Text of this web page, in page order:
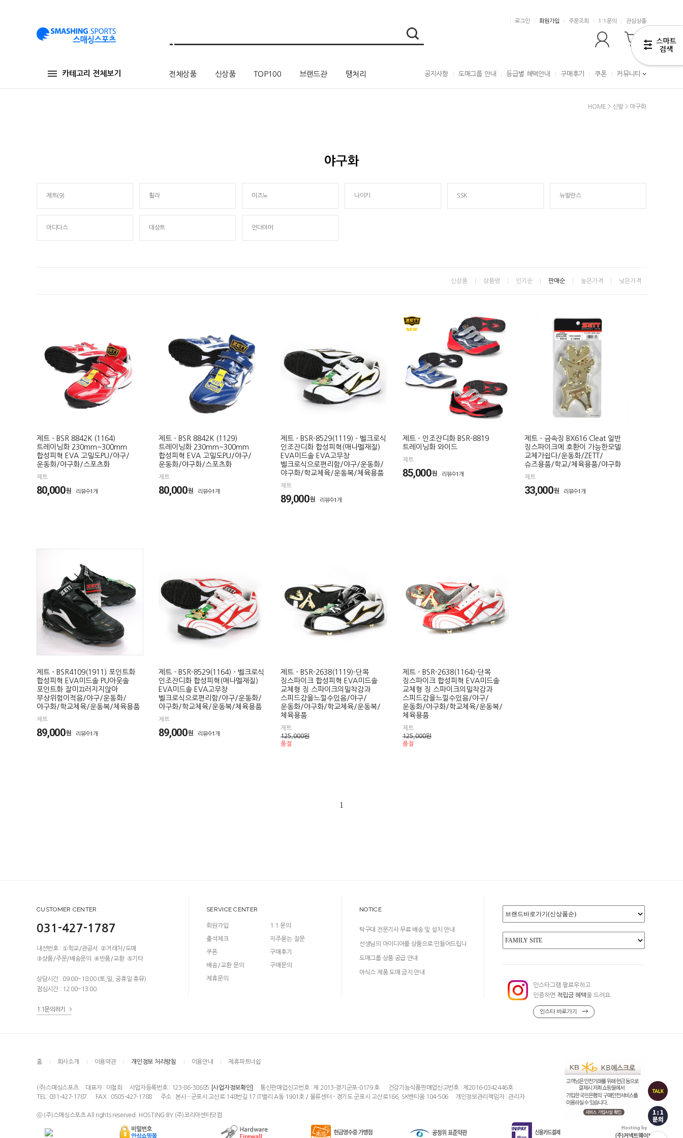
로그인 회원가입 주문조회 1:1문의 관심상품
카테고리 전체보기 전체상품 신상품 TOP100 브랜드관 땡처리 공지사항 도매그룹 안내 등급별 혜택안내 구매후기 쿠폰 커뮤니티
HOME > 신발 > 야구화
야구화
제트(9) 휠라 미즈노 나이키 SSK 뉴발란스
아디다스 데상트 언더아머
신상품 상품명 인기순 판매순 높은가격 낮은가격
제트 - BSR 8842K (1164)
트레이닝화 230mm~300mm
합성피혁 EVA 고밀도PU/야구/
운동화/야구화/스포츠화
제트
80,000원 리뷰수1개
제트 - BSR 8842K (1129)
트레이닝화 230mm~300mm
합성피혁 EVA 고밀도PU/야구/
운동화/야구화/스포츠화
제트
80,000원 리뷰수1개
제트 - BSR-8529(1119) - 벨크로식
인조잔디화 합성피혁(애나멜재질)
EVA미드솔 EVA고무창
벨크로식으로편리함/야구/운동화/
야구화/학교체육/운동복/체육용품
제트
89,000원 리뷰수1개
제트 - 인조잔디화 BSR-8819
트레이닝화 와이드
제트
85,000원 리뷰수1개
제트 - 금속징 BX616 Cleat 일반
징스파이크에 호환이 가능한모델.
교체가쉽다/운동화/ZETT/
슈즈용품/학교/체육용품/야구화
제트
33,000원 리뷰수1개
제트 - BSR4109(1911) 포인트화
합성피혁 EVA미드솔 PU아웃솔
포인트화 잘미끄러지지않아
부상위험이적음/야구/운동화/
야구화/학교체육/운동복/체육용품
제트
89,000원 리뷰수1개
제트 - BSR-8529(1164) - 벨크로식
인조잔디화 합성피혁(애나멜재질)
EVA미드솔 EVA고무창
벨크로식으로편리함/야구/운동화/
야구화/학교체육/운동복/체육용품
제트
89,000원 리뷰수1개
제트 - BSR-2638(1119)-단목
징스파이크 합성피혁 EVA미드솔
교체형 징 스파이크의밀착감과
스피드감을느낄수있음/야구/
운동화/야구화/학교체육/운동복/
체육용품
제트
125,000원
품절
제트 - BSR-2638(1164)-단목
징스파이크 합성피혁 EVA미드솔
교체형 징 스파이크의밀착감과
스피드감을느낄수있음/야구/
운동화/야구화/학교체육/운동복/
체육용품
제트
125,000원
품절
1
CUSTOMER CENTER
031-427-1787
내선번호 : ①학교/관공서 ②거래처/도매
③상품/주문/배송문의 ④반품/교환 ⑤기타
상담시간 : 09:00~18:00 (토,일, 공휴일 휴뮤)
점심시간 : 12:00~13:00
1:1문의하기
SERVICE CENTER
회원가입
출석체크
쿠폰
배송/교환 문의
제휴문의
1:1 문의
자주묻는 질문
구매후기
구매문의
NOTICE
탁구대 전문기사 무료 배송 및 설치 안내
선생님의 아이디어를 상품으로 만들어드립니
다!
도매그룹 상품 공급 안내
아식스 제품 도매 금지 안내
인스타그램 팔로우하고
인증하면 적립금 혜택을 드려요.
인스타 바로가기
홈 회사소개 이용약관 개인정보 처리방침 이용안내 제휴파트너쉽
(주)스매싱스포츠 대표자 : 이철희 사업자등록번호 : 123-86-38685 [사업자정보확인] 통신판매업신고번호 : 제 2013-경기군포-0179 호
건강기능식품판매업신고번호 : 제2016-0342446호
TEL: 031-427-1787
FAX : 0505-427-1788 주소 : 본사 - 군포시 고산로 148번길 17 IT밸리 A동 1901호 / 물류센터 - 경기도 군포시 고산로166, SK벤티움 104-506 개인정보관리책임자 : 관리자
ⓒ (주)스매싱스포츠 All rights reserved. HOSTING BY (주)코리아센터닷컴.